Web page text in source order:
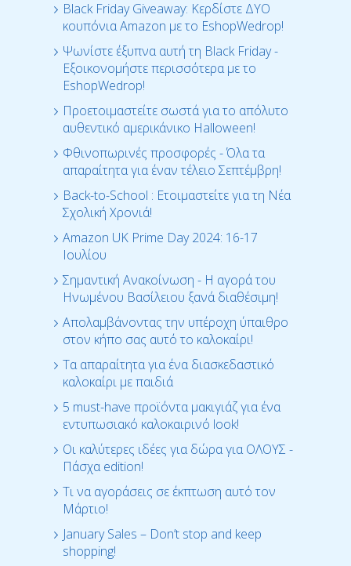
Black Friday Giveaway: Κερδίστε ΔΥΟ
κουπόνια Amazon με το EshopWedrop!
Ψωνίστε έξυπνα αυτή τη Black Friday -
Εξοικονομήστε περισσότερα με το
EshopWedrop!
Προετοιμαστείτε σωστά για το απόλυτο
αυθεντικό αμερικάνικο Halloween!
Φθινοπωρινές προσφορές - Όλα τα
απαραίτητα για έναν τέλειο Σεπτέμβρη!
Back-to-School : Ετοιμαστείτε για τη Νέα
Σχολική Χρονιά!
Amazon UK Prime Day 2024: 16-17
Ιουλίου
Σημαντική Ανακοίνωση - Η αγορά του
Ηνωμένου Βασίλειου ξανά διαθέσιμη!
Απολαμβάνοντας την υπέροχη ύπαιθρο
στον κήπο σας αυτό το καλοκαίρι!
Τα απαραίτητα για ένα διασκεδαστικό
καλοκαίρι με παιδιά
5 must-have προϊόντα μακιγιάζ για ένα
εντυπωσιακό καλοκαιρινό look!
Οι καλύτερες ιδέες για δώρα για ΟΛΟΥΣ -
Πάσχα edition!
Τι να αγοράσεις σε έκπτωση αυτό τον
Μάρτιο!
January Sales – Don’t stop and keep
shopping!